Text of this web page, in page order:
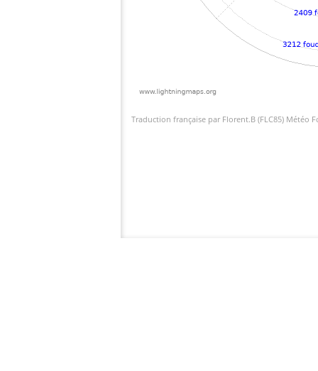
Traduction française par Florent.B (FLC85) Météo